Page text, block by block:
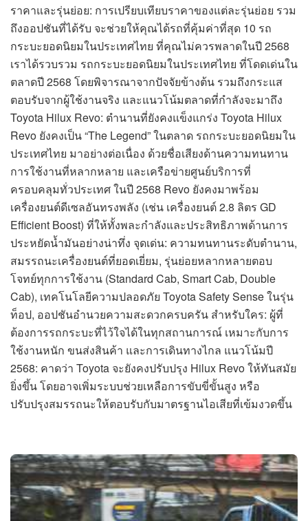
ราคาและรุ่นย่อย: การเปรียบเทียบราคาของแต่ละรุ่นย่อย รวม
ถึงออปชันที่ได้รับ จะช่วยให้คุณได้รถที่คุ้มค่าที่สุด 10 รถ
กระบะยอดนิยมในประเทศไทย ที่คุณไม่ควรพลาดในปี 2568
เราได้รวบรวม รถกระบะยอดนิยมในประเทศไทย ที่โดดเด่นใน
ตลาดปี 2568 โดยพิจารณาจากปัจจัยข้างต้น รวมถึงกระแส
ตอบรับจากผู้ใช้งานจริง และแนวโน้มตลาดที่กำลังจะมาถึง
Toyota Hilux Revo: ตำนานที่ยังคงแข็งแกร่ง Toyota Hilux
Revo ยังคงเป็น “The Legend” ในตลาด รถกระบะยอดนิยมใน
ประเทศไทย มาอย่างต่อเนื่อง ด้วยชื่อเสียงด้านความทนทาน
การใช้งานที่หลากหลาย และเครือข่ายศูนย์บริการที่
ครอบคลุมทั่วประเทศ ในปี 2568 Revo ยังคงมาพร้อม
เครื่องยนต์ดีเซลอันทรงพลัง (เช่น เครื่องยนต์ 2.8 ลิตร GD
Efficient Boost) ที่ให้ทั้งพละกำลังและประสิทธิภาพด้านการ
ประหยัดน้ำมันอย่างน่าทึ่ง จุดเด่น: ความทนทานระดับตำนาน,
สมรรถนะเครื่องยนต์ที่ยอดเยี่ยม, รุ่นย่อยหลากหลายตอบ
โจทย์ทุกการใช้งาน (Standard Cab, Smart Cab, Double
Cab), เทคโนโลยีความปลอดภัย Toyota Safety Sense ในรุ่น
ท็อป, ออปชันอำนวยความสะดวกครบครัน สำหรับใคร: ผู้ที่
ต้องการรถกระบะที่ไว้ใจได้ในทุกสถานการณ์ เหมาะกับการ
ใช้งานหนัก ขนส่งสินค้า และการเดินทางไกล แนวโน้มปี
2568: คาดว่า Toyota จะยังคงปรับปรุง Hilux Revo ให้ทันสมัย
ยิ่งขึ้น โดยอาจเพิ่มระบบช่วยเหลือการขับขี่ขั้นสูง หรือ
ปรับปรุงสมรรถนะให้ตอบรับกับมาตรฐานไอเสียที่เข้มงวดขึ้น